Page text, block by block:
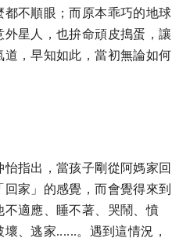
不順眼；而原本乖巧的地球
外星人，也拚命頑皮搗蛋，讓
，早知如此，當初無論如何
指出，當孩子剛從阿媽家回
家」的感覺，而會覺得來到
不適應、睡不著、哭鬧、憤
、逃家......。遇到這情況，